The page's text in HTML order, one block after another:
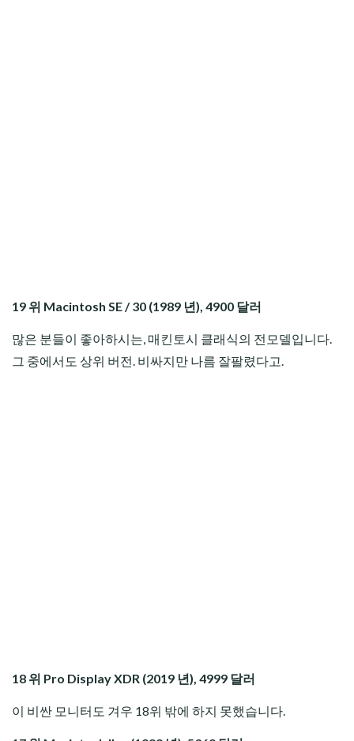
19 위 Macintosh SE / 30 (1989 년), 4900 달러
많은 분들이 좋아하시는, 매킨토시 클래식의 전모델입니다.
그 중에서도 상위 버전. 비싸지만 나름 잘팔렸다고.
18 위 Pro Display XDR (2019 년), 4999 달러
이 비싼 모니터도 겨우 18위 밖에 하지 못했습니다.